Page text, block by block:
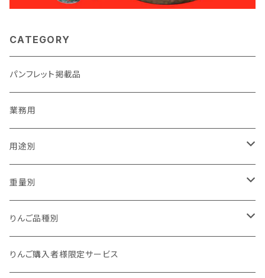
CATEGORY
パンフレット掲載品
業務用
用途別
贈答用
家庭用（訳あり）
加工用
重量別
1kg以下
1kg
りんご品種別
夏あかり
りんご購入者様限定サービス